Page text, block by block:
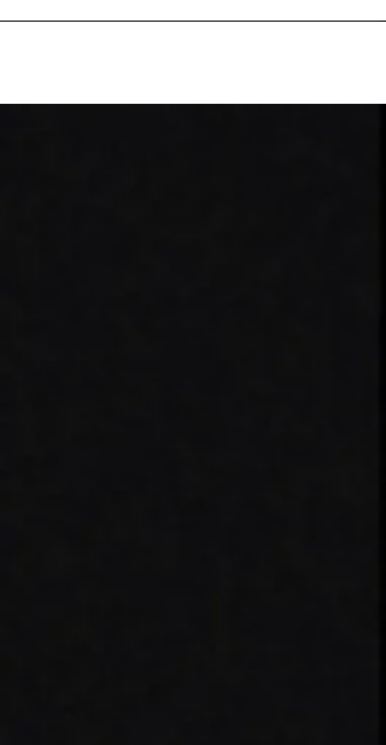
Gabriel FAURÉ Un Film d'Elliot Storey avec